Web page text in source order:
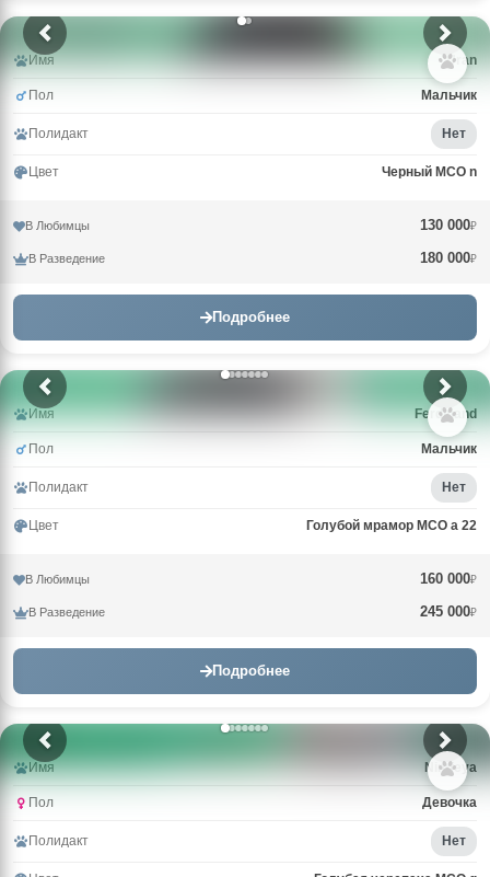
Имя Uran
Пол Мальчик
Полидакт Нет
Цвет Черный MCO n
В Любимцы 130 000₽
В Разведение 180 000₽
Подробнее
Имя Ferdinand
Пол Мальчик
Полидакт Нет
Цвет Голубой мрамор MCO a 22
В Любимцы 160 000₽
В Разведение 245 000₽
Подробнее
Имя Nimfeya
Пол Девочка
Полидакт Нет